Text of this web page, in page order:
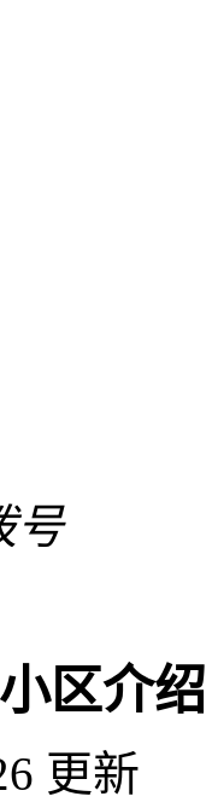
号
区介绍
更新